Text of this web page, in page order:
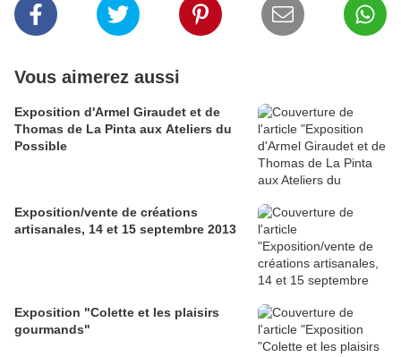
Vous aimerez aussi
Exposition d'Armel Giraudet et de
Thomas de La Pinta aux Ateliers du
Possible
Exposition/vente de créations
artisanales, 14 et 15 septembre 2013
Exposition "Colette et les plaisirs
gourmands"